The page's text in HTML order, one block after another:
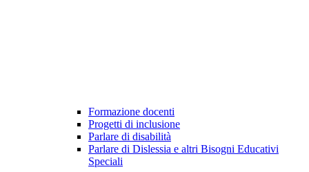
Formazione docenti
Progetti di inclusione
Parlare di disabilità
Parlare di Dislessia e altri Bisogni Educativi
Speciali